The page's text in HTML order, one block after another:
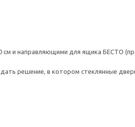
и направляющими для ящика БЕСТО
решение, в котором стеклянные